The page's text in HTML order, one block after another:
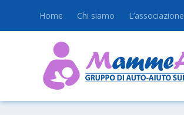
Home Chi siamo L’associazione